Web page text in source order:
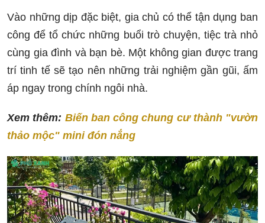
Vào những dịp đặc biệt, gia chủ có thể tận dụng ban
công để tổ chức những buổi trò chuyện, tiệc trà nhỏ
cùng gia đình và bạn bè. Một không gian được trang
trí tinh tế sẽ tạo nên những trải nghiệm gần gũi, ấm
áp ngay trong chính ngôi nhà.
Xem thêm: Biến ban công chung cư thành "vườn
thảo mộc" mini đón nắng